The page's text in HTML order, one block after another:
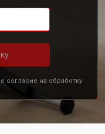
согласие на обработку